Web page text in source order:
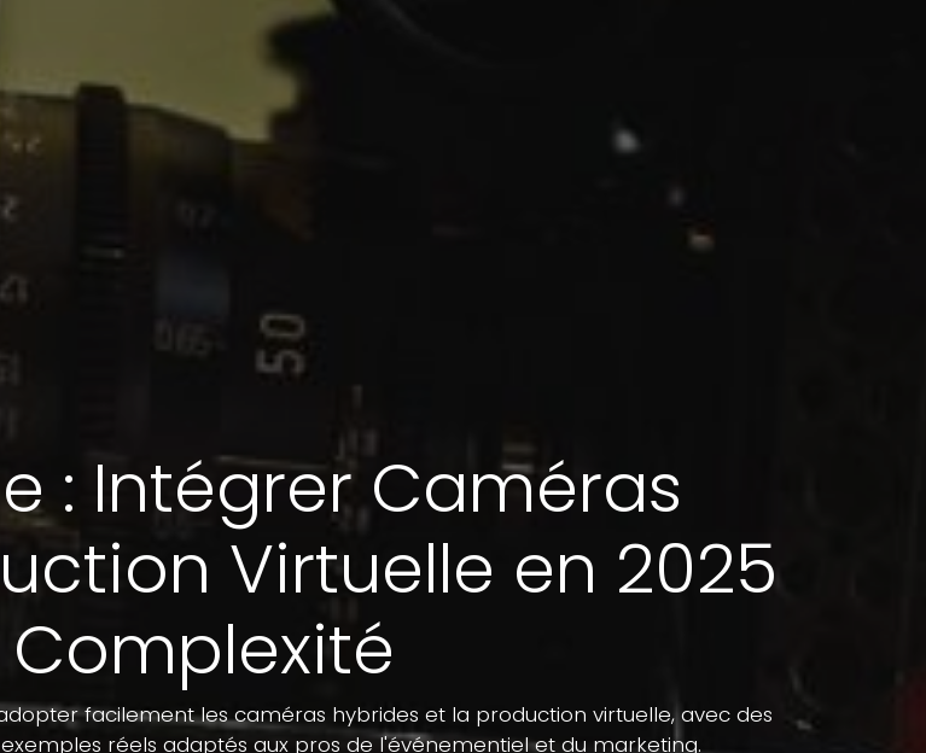
: Intégrer Caméras
Virtuelle en 2025
Complexité
facilement les caméras hybrides et la production virtuelle, avec des
réels adaptés aux pros de l'événementiel et du marketing.